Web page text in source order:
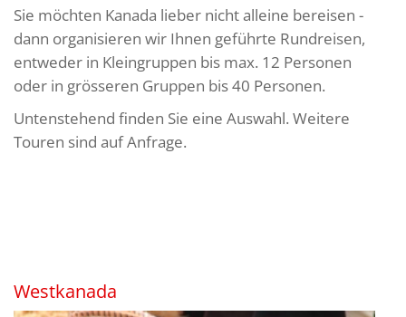
Sie möchten Kanada lieber nicht alleine bereisen -
dann organisieren wir Ihnen geführte Rundreisen,
entweder in Kleingruppen bis max. 12 Personen
oder in grösseren Gruppen bis 40 Personen.
Untenstehend finden Sie eine Auswahl. Weitere
Touren sind auf Anfrage.
Westkanada